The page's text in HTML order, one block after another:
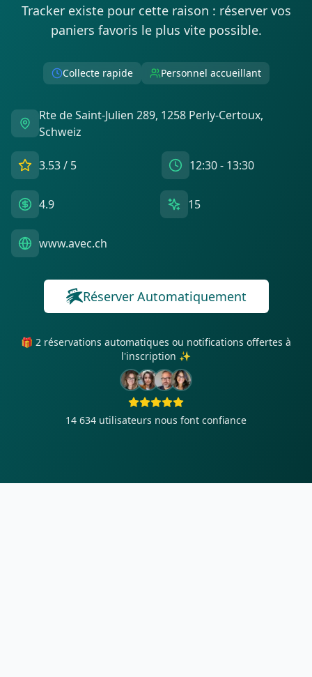
Tracker existe pour cette raison : réserver vos
paniers favoris le plus vite possible.
Collecte rapide Personnel accueillant
Rte de Saint-Julien 289, 1258 Perly-Certoux,
Schweiz
3.53/ 5 12:30 - 13:30
4.9 15
www.avec.ch
Réserver Automatiquement
🎁 2 réservations automatiques ou notifications offertes à
l'inscription ✨
14 634 utilisateurs nous font confiance